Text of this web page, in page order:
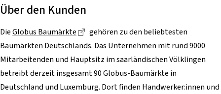
Über den Kunden
DieGlobus Baumärkte Dieser Link führt zu einer externen
gehören zu den beliebtesten
Baumärkten Deutschlands. Das Unternehmen mit rund 9000
Mitarbeitenden und Hauptsitz im saarländischen Völklingen
betreibt derzeit insgesamt 90 Globus-Baumärkte in
Deutschland und Luxemburg. Dort finden Handwerker:innen und